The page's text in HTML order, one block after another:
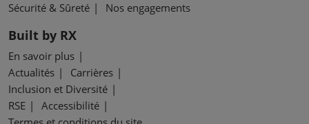
Sécurité & Sûreté
Nos engagements
Built by RX
En savoir plus
Actualités
Carrières
Inclusion et Diversité
RSE
Accessibilité